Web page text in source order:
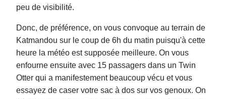
peu de visibilité.
Donc, de préférence, on vous convoque au terrain de
Katmandou sur le coup de 6h du matin puisqu'à cette
heure la météo est supposée meilleure. On vous
enfourne ensuite avec 15 passagers dans un Twin
Otter qui a manifestement beaucoup vécu et vous
essayez de caser votre sac à dos sur vos genoux. On